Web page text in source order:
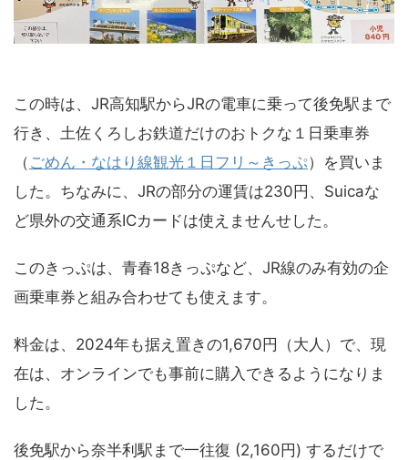
この時は、JR高知駅からJRの電車に乗って後免駅まで
行き、土佐くろしお鉄道だけのおトクな１日乗車券
（ ごめん・なはり線観光１日フリ～きっぷ）を買いま
した。ちなみに、JRの部分の運賃は230円、Suicaな
ど県外の交通系ICカードは使えませんせした。
このきっぷは、青春18きっぷなど、JR線のみ有効の企
画乗車券と組み合わせても使えます。
料金は、2024年も据え置きの1,670円（大人）で、現
在は、オンラインでも事前に購入できるようになりま
した。
後免駅から奈半利駅まで一往復 (2,160円) するだけで